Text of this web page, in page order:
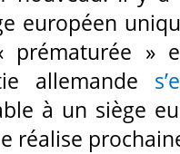
européen
prématurée »
allemande
à un siège
réalise